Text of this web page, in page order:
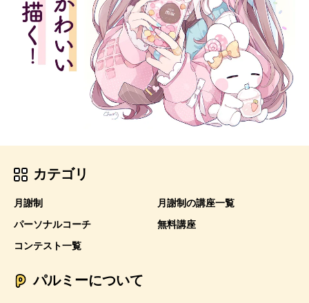
カテゴリ
月謝制
月謝制の講座一覧
パーソナルコーチ
無料講座
コンテスト一覧
パルミーについて